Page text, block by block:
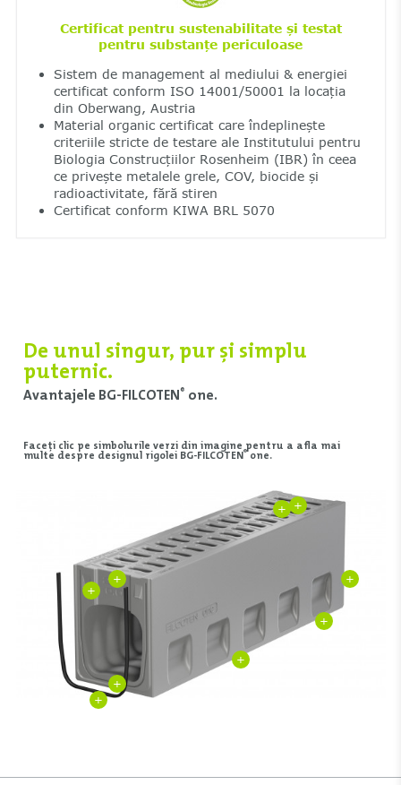
Certificat pentru sustenabilitate și testat
pentru substanțe periculoase
Sistem de management al mediului & energiei
certificat conform ISO 14001/50001 la locația
din Oberwang, Austria
Material organic certificat care îndeplinește
criteriile stricte de testare ale Institutului pentru
Biologia Construcțiilor Rosenheim (IBR) în ceea
ce privește metalele grele, COV, biocide și
radioactivitate, fără stiren
Certificat conform KIWA BRL 5070
De unul singur, pur și simplu
puternic.
Avantajele BG-FILCOTEN® one.
Faceți clic pe simbolurile verzi din imagine pentru a afla mai
multe despre designul rigolei BG-FILCOTEN®one.
+
+
+
+
+
+
+
+
+